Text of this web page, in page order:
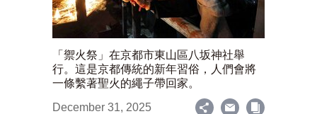
「禦火祭」在京都市東山區八坂神社舉
行。這是京都傳統的新年習俗，人們會將
一條繫著聖火的繩子帶回家。
December 31, 2025